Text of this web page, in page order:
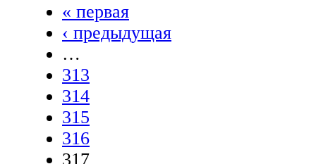
« первая
‹ предыдущая
…
313
314
315
316
317